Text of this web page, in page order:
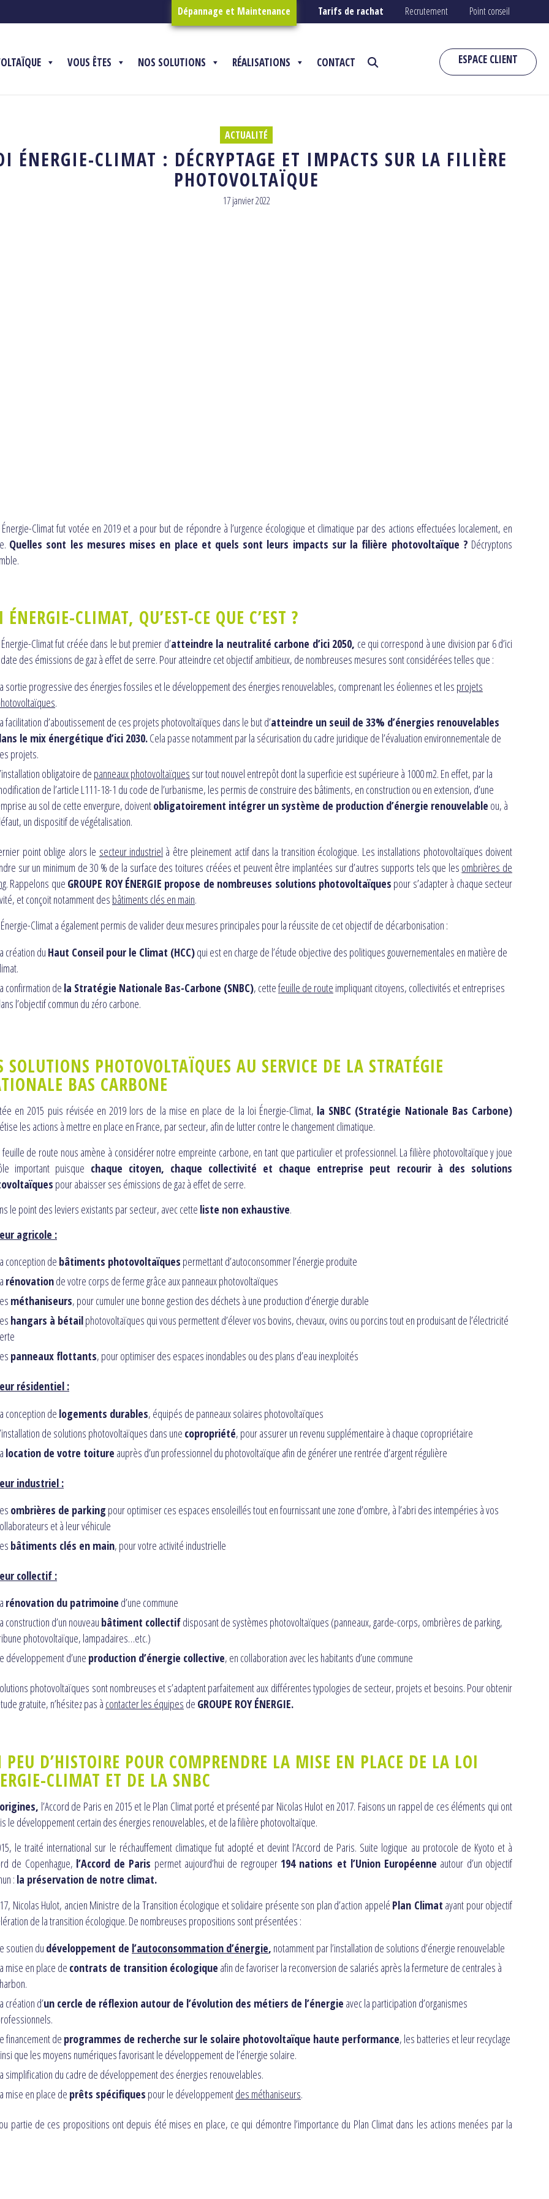
Dépannage et Maintenance Tarifs de rachat Recrutement Point conseil
VOUS ÊTES NOS SOLUTIONS RÉALISATIONS CONTACT ESPACE CLIENT
ACTUALITÉ
ÉNERGIE-CLIMAT : DÉCRYPTAGE ET IMPACTS SUR LA FILIÈRE
PHOTOVOLTAÏQUE
17 janvier 2022
Énergie-Climat fut votée en 2019 et a pour but de répondre à l’urgence écologique et climatique par des actions effectuées localement, en
Quelles sont les mesures mises en place et quels sont leurs impacts sur la filière photovoltaïque ? Décryptons
ÉNERGIE-CLIMAT, QU’EST-CE QUE C’EST ?
Climat fut créée dans le but premier d’atteindre la neutralité carbone d’ici 2050, ce qui correspond à une division par 6 d’ici
des émissions de gaz à effet de serre. Pour atteindre cet objectif ambitieux, de nombreuses mesures sont considérées telles que :
sortie progressive des énergies fossiles et le développement des énergies renouvelables, comprenant les éoliennes et les projets
.
facilitation d’aboutissement de ces projets photovoltaïques dans le but d’atteindre un seuil de 33% d’énergies renouvelables
le mix énergétique d’ici 2030.Cela passe notamment par la sécurisation du cadre juridique de l’évaluation environnementale de
projets.
obligatoire de panneaux photovoltaïques sur tout nouvel entrepôt dont la superficie est supérieure à 1000 m2. En effet, par la
de l’article L111-18-1 du code de l’urbanisme, les permis de construire des bâtiments, en construction ou en extension, d’une
au sol de cette envergure, doiventobligatoirement intégrer un système de production d’énergie renouvelable ou, à
un dispositif de végétalisation.
point oblige alors le secteur industriel à être pleinement actif dans la transition écologique. Les installations photovoltaïques doivent
sur un minimum de 30 % de la surface des toitures créées et peuvent être implantées sur d’autres supports tels que les ombrières de
. Rappelons que GROUPE ROY ÉNERGIE propose de nombreuses solutions photovoltaïques pour s’adapter à chaque secteur
et conçoit notamment des bâtiments clés en main.
Climat a également permis de valider deux mesures principales pour la réussite de cet objectif de décarbonisation :
création du Haut Conseil pour le Climat (HCC)qui est en charge de l’étude objective des politiques gouvernementales en matière de
confirmation de la Stratégie Nationale Bas-Carbone (SNBC), cettefeuille de route impliquant citoyens, collectivités et entreprises
l’objectif commun du zéro carbone.
SOLUTIONS PHOTOVOLTAÏQUES AU SERVICE DE LA STRATÉGIE
BAS CARBONE
en 2015 puis révisée en 2019 lors de la mise en place de la loi Énergie-Climat, la SNBC (Stratégie Nationale Bas Carbone)
les actions à mettre en place en France, par secteur, afin de lutter contre le changement climatique.
feuille de route nous amène à considérer notre empreinte carbone, en tant que particulier et professionnel. La filière photovoltaïque y joue
important puisque chaque citoyen, chaque collectivité et chaque entreprise peut recourir à des solutions
pour abaisser ses émissions de gaz à effet de serre.
le point des leviers existants par secteur, avec cette liste non exhaustive.
agricole :
conception de bâtiments photovoltaïques permettant d’autoconsommer l’énergie produite
rénovationde votre corps de ferme grâce aux panneaux photovoltaïques
méthaniseurs, pour cumuler une bonne gestion des déchets à une production d’énergie durable
hangars à bétailphotovoltaïques qui vous permettent d’élever vos bovins, chevaux, ovins ou porcins tout en produisant de l’électricité
panneaux flottants, pour optimiser des espaces inondables ou des plans d’eau inexploités
résidentiel :
conception de logements durables, équipés de panneaux solaires photovoltaïques
de solutions photovoltaïques dans une copropriété, pour assurer un revenu supplémentaire à chaque copropriétaire
location de votre toiture auprès d’un professionnel du photovoltaïque afin de générer une rentrée d’argent régulière
industriel :
ombrières de parking pour optimiser ces espaces ensoleillés tout en fournissant une zone d’ombre, à l’abri des intempéries à vos
et à leur véhicule
bâtiments clés en main, pour votre activité industrielle
collectif :
rénovation du patrimoine d’une commune
construction d’un nouveau bâtiment collectifdisposant de systèmes photovoltaïques (panneaux, garde-corps, ombrières de parking,
photovoltaïque, lampadaires…etc.)
développement d’une production d’énergie collective, en collaboration avec les habitants d’une commune
photovoltaïques sont nombreuses et s’adaptent parfaitement aux différentes typologies de secteur, projets et besoins. Pour obtenir
gratuite, n’hésitez pas à contacter les équipes de GROUPE ROY ÉNERGIE.
PEU D’HISTOIRE POUR COMPRENDRE LA MISE EN PLACE DE LA LOI
CLIMAT ET DE LA SNBC
l’Accord de Paris en 2015 et le Plan Climat porté et présenté par Nicolas Hulot en 2017. Faisons un rappel de ces éléments qui ont
le développement certain des énergies renouvelables, et de la filière photovoltaïque.
le traité international sur le réchauffement climatique fut adopté et devint l’Accord de Paris. Suite logique au protocole de Kyoto et à
de Copenhague, l’Accord de Paris permet aujourd’hui de regrouper 194 nations et l’Union Européenne autour d’un objectif
: la préservation de notre climat.
Nicolas Hulot, ancien Ministre de la Transition écologique et solidaire présente son plan d’action appelé Plan Climat ayant pour objectif
de la transition écologique. De nombreuses propositions sont présentées :
soutien du développement de l’autoconsommation d’énergie, notamment par l’installation de solutions d’énergie renouvelable
mise en place de contrats de transition écologique afin de favoriser la reconversion de salariés après la fermeture de centrales à
création d’un cercle de réflexion autour de l’évolution des métiers de l’énergie avec la participation d’organismes
financement de programmes de recherche sur le solaire photovoltaïque haute performance, les batteries et leur recyclage
que les moyens numériques favorisant le développement de l’énergie solaire.
simplification du cadre de développement des énergies renouvelables.
mise en place de prêts spécifiques pour le développementdes méthaniseurs.
partie de ces propositions ont depuis été mises en place, ce qui démontre l’importance du Plan Climat dans les actions menées par la